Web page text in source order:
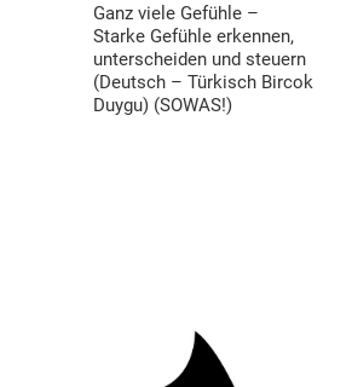
Ganz viele Gefühle –
Starke Gefühle erkennen,
unterscheiden und steuern
(Deutsch – Türkisch Bircok
Duygu) (SOWAS!)